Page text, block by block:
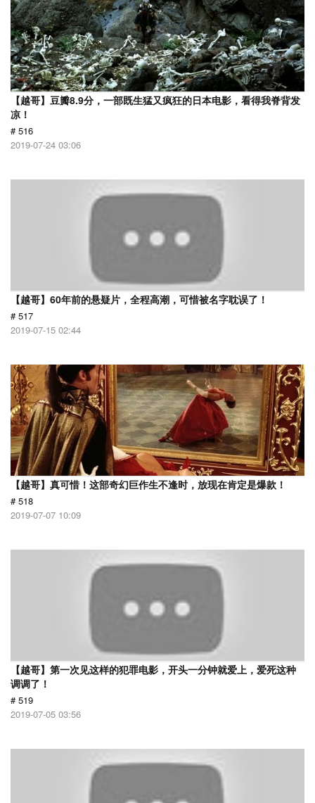
【越哥】豆瓣8.9分，一部既生猛又疯狂的日本电影，看得我脊背发
凉！
# 516
2019-07-24 03:06
【越哥】60年前的悬疑片，全程高潮，可惜被名字耽误了！
# 517
2019-07-15 02:44
【越哥】真可惜！这部奇幻巨作生不逢时，放现在肯定是爆款！
# 518
2019-07-07 10:09
【越哥】第一次见这样的犯罪电影，开头一分钟就爱上，爱死这种
调调了！
# 519
2019-07-05 03:56